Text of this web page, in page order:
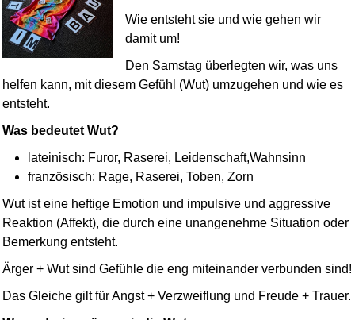
Wie entsteht sie und wie gehen wir
damit um!
Den Samstag überlegten wir, was uns
helfen kann, mit diesem Gefühl (Wut) umzugehen und wie es
entsteht.
Was bedeutet Wut?
lateinisch: Furor, Raserei, Leidenschaft,Wahnsinn
französisch: Rage, Raserei, Toben, Zorn
Wut ist eine heftige Emotion und impulsive und aggressive
Reaktion (Affekt), die durch eine unangenehme Situation oder
Bemerkung entsteht.
Ärger + Wut sind Gefühle die eng miteinander verbunden sind!
Das Gleiche gilt für Angst + Verzweiflung und Freude + Trauer.